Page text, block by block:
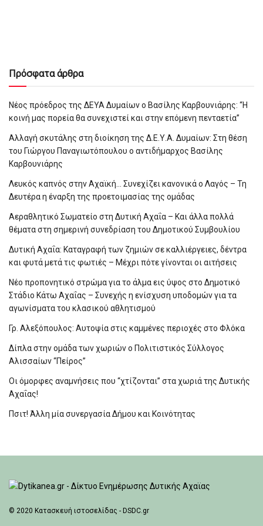
Πρόσφατα άρθρα
Νέος πρόεδρος της ΔΕΥΑ Δυμαίων ο Βασίλης Καρβουνιάρης: “Η
κοινή μας πορεία θα συνεχιστεί και στην επόμενη πενταετία”
Αλλαγή σκυτάλης στη διοίκηση της Δ.Ε.Υ.Α. Δυμαίων: Στη θέση
του Γιώργου Παναγιωτόπουλου ο αντιδήμαρχος Βασίλης
Καρβουνιάρης
Λευκός καπνός στην Αχαϊκή… Συνεχίζει κανονικά ο Λαγός – Τη
Δευτέρα η έναρξη της προετοιμασίας της ομάδας
Αεραθλητικό Σωματείο στη Δυτική Αχαΐα – Και άλλα πολλά
θέματα στη σημερινή συνεδρίαση του Δημοτικού Συμβουλίου
Δυτική Αχαΐα: Καταγραφή των ζημιών σε καλλιέργειες, δέντρα
και φυτά μετά τις φωτιές – Μέχρι πότε γίνονται οι αιτήσεις
Νέο προπονητικό στρώμα για το άλμα εις ύψος στο Δημοτικό
Στάδιο Κάτω Αχαΐας – Συνεχής η ενίσχυση υποδομών για τα
αγωνίσματα του κλασικού αθλητισμού
Γρ. Αλεξόπουλος: Αυτοψία στις καμμένες περιοχές στο Φλόκα
Δίπλα στην ομάδα των χωριών ο Πολιτιστικός Σύλλογος
Αλισσαίων “Πείρος”
Οι όμορφες αναμνήσεις που “χτίζονται” στα χωριά της Δυτικής
Αχαΐας!
Πσιτ! Άλλη μία συνεργασία Δήμου και Κοινότητας
© 2020 Κατασκευή ιστοσελίδας - DSDC.gr